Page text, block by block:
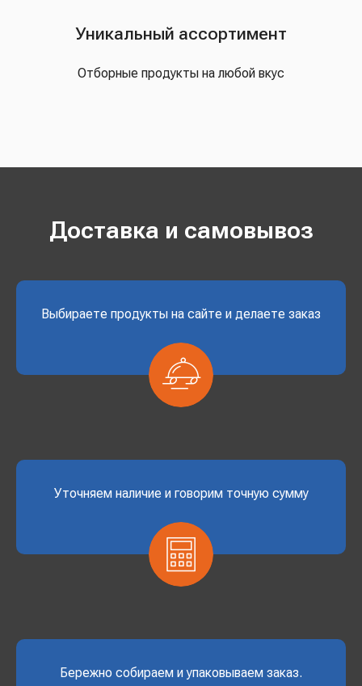
Уникальный ассортимент
Отборные продукты на любой вкус
Доставка и самовывоз
Выбираете продукты на сайте и делаете заказ
Уточняем наличие и говорим точную сумму
Бережно собираем и упаковываем заказ.